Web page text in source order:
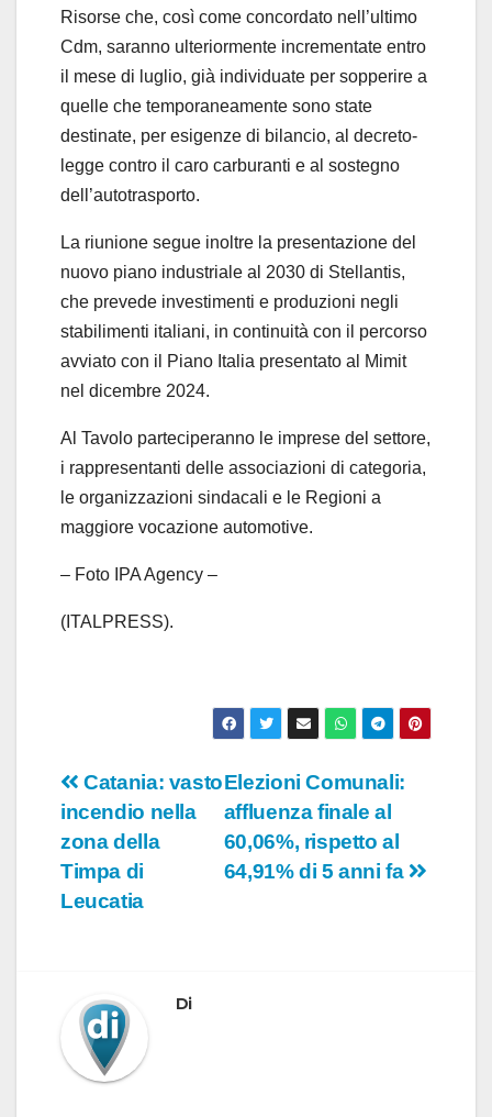
Risorse che, così come concordato nell’ultimo
Cdm, saranno ulteriormente incrementate entro
il mese di luglio, già individuate per sopperire a
quelle che temporaneamente sono state
destinate, per esigenze di bilancio, al decreto-
legge contro il caro carburanti e al sostegno
dell’autotrasporto.
La riunione segue inoltre la presentazione del
nuovo piano industriale al 2030 di Stellantis,
che prevede investimenti e produzioni negli
stabilimenti italiani, in continuità con il percorso
avviato con il Piano Italia presentato al Mimit
nel dicembre 2024.
Al Tavolo parteciperanno le imprese del settore,
i rappresentanti delle associazioni di categoria,
le organizzazioni sindacali e le Regioni a
maggiore vocazione automotive.
– Foto IPA Agency –
(ITALPRESS).
Navigazione
articoli
Elezioni Comunali:
affluenza finale al
60,06%, rispetto al
64,91% di 5 anni fa
Catania: vasto
incendio nella
zona della
Timpa di
Leucatia
Di